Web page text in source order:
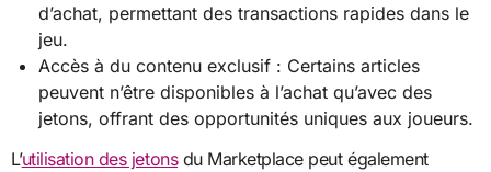
d’achat, permettant des transactions rapides dans le
jeu.
Accès à du contenu exclusif : Certains articles
peuvent n’être disponibles à l’achat qu’avec des
jetons, offrant des opportunités uniques aux joueurs.
L’utilisation des jetonsdu Marketplace peut également